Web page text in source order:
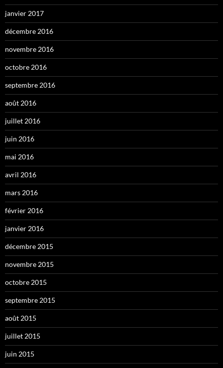
janvier 2017
décembre 2016
novembre 2016
octobre 2016
septembre 2016
août 2016
juillet 2016
juin 2016
mai 2016
avril 2016
mars 2016
février 2016
janvier 2016
décembre 2015
novembre 2015
octobre 2015
septembre 2015
août 2015
juillet 2015
juin 2015